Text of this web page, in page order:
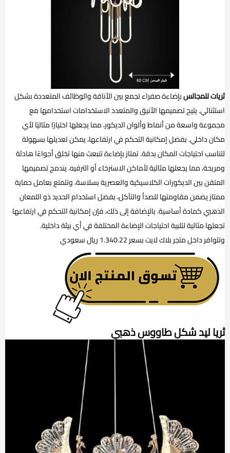
ثريات للمجالسبإضاءة صفراء تجمع بين الأناقة والوظائف المتعددة بشكل
استثنائي. يتيح تصميمها الأنيق والمتعدد الاستخدامات استخدامها مع
مجموعة واسعة من أنماط وألوان الديكور، مما يجعلها اختيارًا مثاليًا لأي
مكان داخلي. بفضل إمكانية التحكم في ارتفاعها، يمكن تعديلها بسهولة
لتناسب احتياجات المكان بدقة. تمتاز بإضاءة تنبعث منها تخلق أجواءًا هادئة
ومريحة، مما يجعلها مثالية لأماكن الاسترخاء أو الترفيه. يندمج تصميمها
المتقن بين الديكورات الكلاسيكية والعصرية بسلاسة، وتتمتع بعامل حماية
ممتاز يضمن مقاومتها للصدأ والتآكل، بفضل استخدام الحديد ذو اللمعان
الذهبي كمادة أساسية. بالإضافة إلى ذلك، فإن إمكانية التحكم في ارتفاعها
تجعلها مثالية لتلبية احتياجات الإضاءة المختلفة في أي بيئة داخلية.
وتتوافر داخل متجر بلاك لايت بسعر 1.340.22 ريال سعودي
ثريا ليد شكل طاووس ذهبي